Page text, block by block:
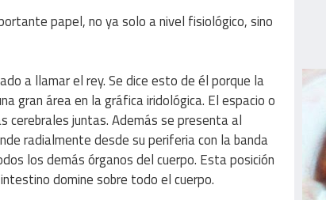
papel, no ya solo a nivel fisiológico, sino
a llamar el rey. Se dice esto de él porque la
gran área en la gráfica iridológica. El espacio o
cerebrales juntas. Además se presenta al
radialmente desde su periferia con la banda
los demás órganos del cuerpo. Esta posición
domine sobre todo el cuerpo.